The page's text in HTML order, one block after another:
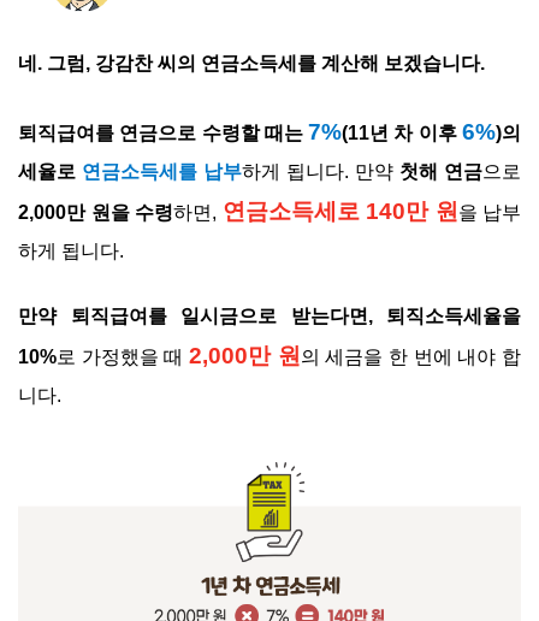
네. 그럼, 강감찬 씨의 연금소득세를 계산해 보겠습니다.
퇴직급여를 연금으로 수령할 때는7%(11년 차 이후6%)의
세율로 연금소득세를 납부하게 됩니다. 만약 첫해 연금으로
2,000만 원을 수령하면, 연금소득세로 140만 원 을 납부
하게 됩니다.
만약 퇴직급여를 일시금으로 받는다면, 퇴직소득세율을
10%로 가정했을 때 2,000만 원 의 세금을 한 번에 내야 합
니다.